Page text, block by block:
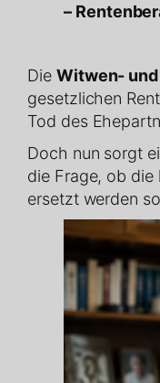
–
Die Witwen-
gesetzlichen
Tod des
Doch nun sorgt
die Frage, ob die
ersetzt werden